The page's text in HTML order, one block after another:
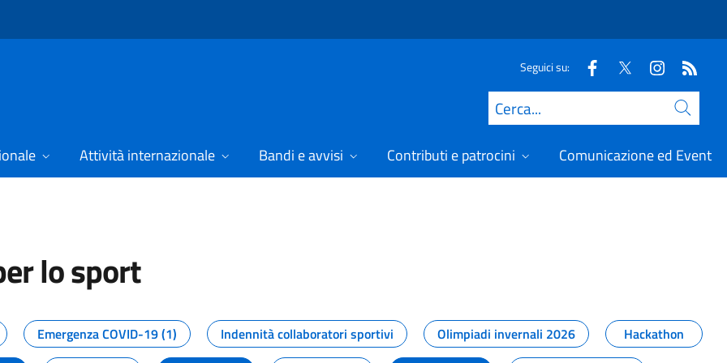
Seguici su:
Cerca
Attività internazionale Bandi e avvisi Contributi e patrocini Comunicazione ed Eventi
lo sport
dal Dipartimento per lo sport
Emergenza COVID-19 (1) Indennità collaboratori sportivi Olimpiadi invernali 2026
Hackathon